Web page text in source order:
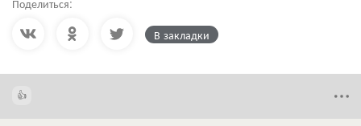
Поделиться:
В закладки